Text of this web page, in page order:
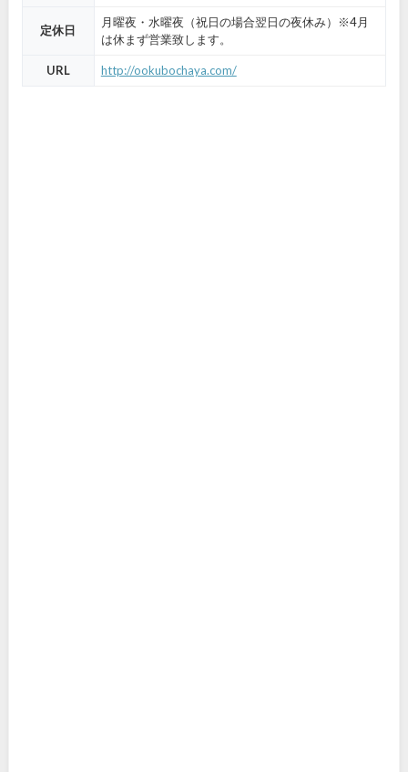
定休日
月曜夜・水曜夜（祝日の場合翌日の夜休み）※4月
は休まず営業致します。
URL http://ookubochaya.com/